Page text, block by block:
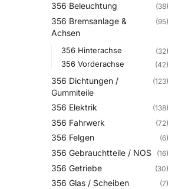
356 Beleuchtung (38)
356 Bremsanlage &
Achsen
(95)
356 Hinterachse (32)
356 Vorderachse (42)
356 Dichtungen /
Gummiteile
(123)
356 Elektrik (138)
356 Fahrwerk (72)
356 Felgen (6)
356 Gebrauchtteile / NOS (16)
356 Getriebe (30)
356 Glas / Scheiben (7)